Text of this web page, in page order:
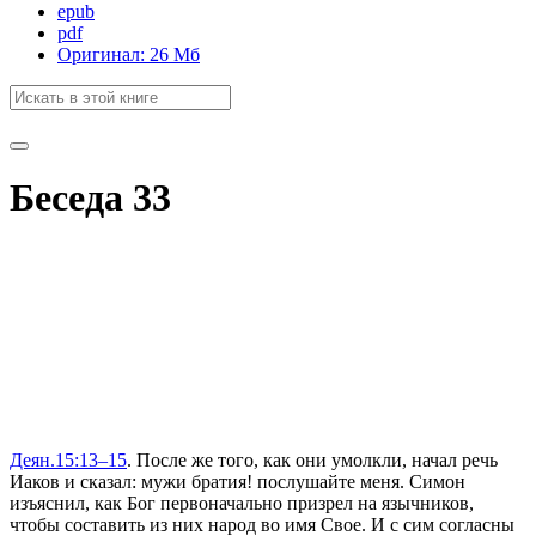
epub
pdf
Оригинал: 26 Мб
Беседа 33
Деян.15:13–15. После же того, как они умолкли, начал речь
Иаков и сказал: мужи братия! послушайте меня. Симон
изъяснил, как Бог первоначально призрел на язычников,
чтобы составить из них народ во имя Свое. И с сим согласны